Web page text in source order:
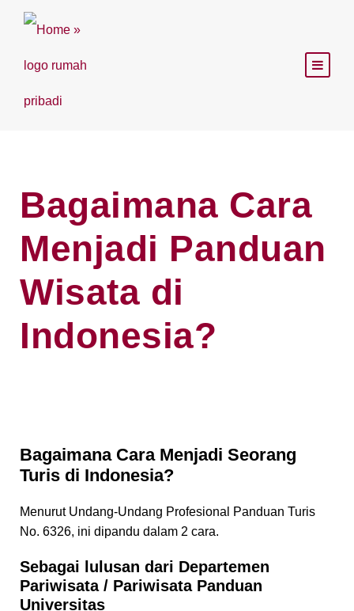
Bagaimana Cara
Menjadi Panduan
Wisata di
Indonesia?
Bagaimana Cara Menjadi Seorang
Turis di Indonesia?
Menurut Undang-Undang Profesional Panduan Turis
No. 6326, ini dipandu dalam 2 cara.
Sebagai lulusan dari Departemen
Pariwisata / Pariwisata Panduan
Universitas